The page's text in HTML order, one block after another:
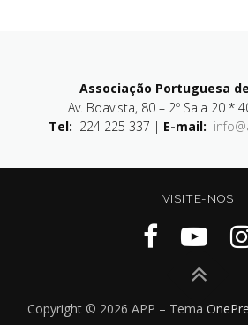
Associação Portuguesa
Av. Boavista, 80 – 2º Sala 20 *
Tel: 224 225 337 | E-mail:
VISITE-NOS
Copyright © 2026 APP – Tema